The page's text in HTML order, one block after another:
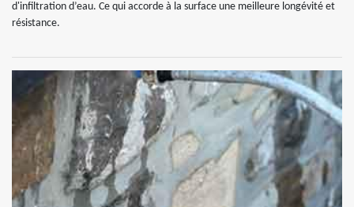
d'infiltration d’eau. Ce qui accorde à la surface une meilleure longévité et
résistance.